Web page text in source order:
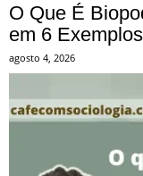
O Que É
em 6 Exemplos
agosto 4, 2026